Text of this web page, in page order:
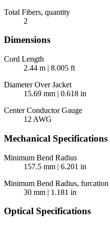
Total Fibers, quantity
2
Dimensions
Cord Length
2.44 m | 8.005 ft
Diameter Over Jacket
15.69 mm | 0.618 in
Center Conductor Gauge
12 AWG
Mechanical Specifications
Minimum Bend Radius
157.5 mm | 6.201 in
Minimum Bend Radius, furcation
30 mm | 1.181 in
Optical Specifications